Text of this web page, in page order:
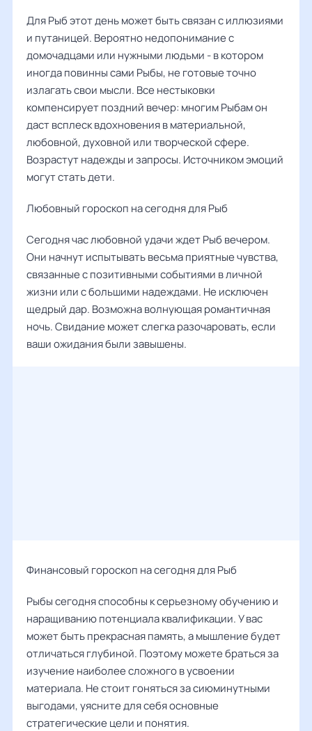
Для Рыб этот день может быть связан с иллюзиями
и путаницей. Вероятно недопонимание с
домочадцами или нужными людьми - в котором
иногда повинны сами Рыбы, не готовые точно
излагать свои мысли. Все нестыковки
компенсирует поздний вечер: многим Рыбам он
даст всплеск вдохновения в материальной,
любовной, духовной или творческой сфере.
Возрастут надежды и запросы. Источником эмоций
могут стать дети.
Любовный гороскоп на сегодня для Рыб
Сегодня час любовной удачи ждет Рыб вечером.
Они начнут испытывать весьма приятные чувства,
связанные с позитивными событиями в личной
жизни или с большими надеждами. Не исключен
щедрый дар. Возможна волнующая романтичная
ночь. Свидание может слегка разочаровать, если
ваши ожидания были завышены.
Финансовый гороскоп на сегодня для Рыб
Рыбы сегодня способны к серьезному обучению и
наращиванию потенциала квалификации. У вас
может быть прекрасная память, а мышление будет
отличаться глубиной. Поэтому можете браться за
изучение наиболее сложного в усвоении
материала. Не стоит гоняться за сиюминутными
выгодами, уясните для себя основные
стратегические цели и понятия.